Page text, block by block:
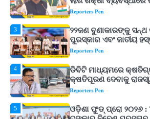
ପ୍ରଦାନ, ଓଡ଼ିଶାରୁ ୨
Reporters Pen
4
ଡିବିଟି ମାଧ୍ୟମରେ
କ୍ଷତିପୂରଣ ଦେବାକୁ
ନିର୍ଦ୍ଦେଶ
Reporters Pen
5
ଓଡ଼ିଶା ଫୁଡ୍ ପ୍ରୋ ୨୦୨୬ :
ଟଙ୍କାର ନିବେଶ ପ୍ରସ୍ତାବ
Reporters Pen
1
ଘରର ବାସ୍ତୁଦୋଷ ଦୂର